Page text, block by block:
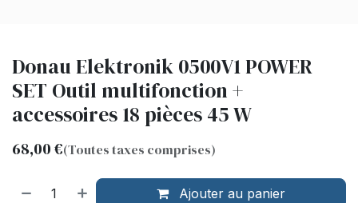
Donau Elektronik 0500V1 POWER
SET Outil multifonction +
accessoires 18 pièces 45 W
68,00€(Toutes taxes comprises)
Ajouter au panier